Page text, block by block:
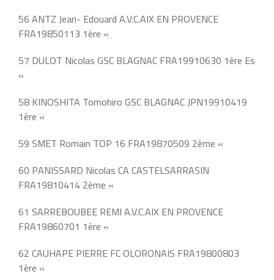
56 ANTZ Jean- Edouard A.V.C.AIX EN PROVENCE
FRA19850113 1ère «
57 DULOT Nicolas GSC BLAGNAC FRA19910630 1ère Es
«
58 KINOSHITA Tomohiro GSC BLAGNAC JPN19910419
1ère «
59 SMET Romain TOP 16 FRA19870509 2ème «
60 PANISSARD Nicolas CA CASTELSARRASIN
FRA19810414 2ème «
61 SARREBOUBEE REMI A.V.C.AIX EN PROVENCE
FRA19860701 1ère «
62 CAUHAPE PIERRE FC OLORONAIS FRA19800803
1ère «